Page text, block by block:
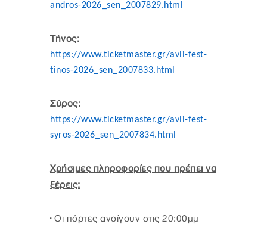
andros-2026_sen_2007829.html
Τήνος:
https://www.ticketmaster.gr/avli-fest-
tinos-2026_sen_2007833.html
Σύρος:
https://www.ticketmaster.gr/avli-fest-
syros-2026_sen_2007834.html
Χρήσιμες πληροφορίες που πρέπει να
ξέρεις:
· Οι πόρτες ανοίγουν στις 20:00μμ